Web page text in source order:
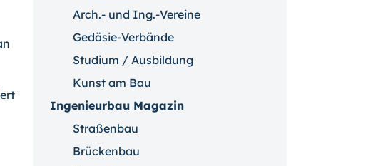
Arch.- und Ing.-Vereine
Gedäsie-Verbände
Studium / Ausbildung
Kunst am Bau
Ingenieurbau Magazin
Straßenbau
Brückenbau